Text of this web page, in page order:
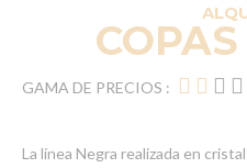
GAMA DE PRECIOS :
La línea Negra realizada en